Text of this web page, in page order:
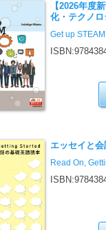
【2026年度
化・テクノ
Get up STEAM
エッセイと
Read On,